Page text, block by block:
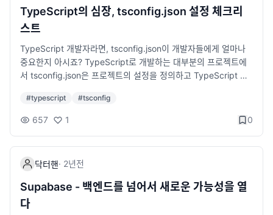
시 개발자로서 현재 이 문제를 체감하고 있습니다.예를 들어 Curs
or, Postman, Dropbox 같은 주요 개발 툴이 Electron 기반으로
만들어져 있는데, 이들 대부분이 아직 패치가 적용되지 않아 실행
속도가 평소보다 느리고 UI 반응이 버벅이는 상황입니다.이는 단
순히 불편함을 넘어, 개발 생산성에도 영향을 주는 문제입니다.특
히 Cursor처럼 코드 편집이나 AI 통합 기능이 포함된 앱은 GPU
ahoe”에서 Electron 기반 앱이 느려지는 현상은 일시적인 호환성
수 있습니다.하지만 사용자는 직접 이 문제를 해결할 수 없고, 각
앱 개발자들의 패치 릴리즈를 기다려야 하는 상황입니다.macOS
는 앱의 업데이트 여부를 수시로 확인해보시길 권장합니다.
없는 이직을 준비할 수 있습니다. 예를 들면, 현재 회사에서 어떤
점이 불만인가? 내가 원하는 회사 문화는 무엇인가? 연봉, 기술 스
택, 복지 중 가장 중요한 요소는 무엇인가? 이직 목적이 명확하지
않을 때 발생하는 문제점 지원하는 기업을 선정하는 기준이 애매
해져 불필요한 지원을 하게 됨 면접 과정에서 본인이 원하는 방향
을 명확히 전달하지 못해 평가가 낮아질 가능성이 있음 이직 후에
연봉 상승만을 목표로 했을 경우, 업무 만족도가 낮아질 위험이 있
음 2. 이력서 및 포트폴리오 정리하기 이직을 준비할 때 가장 먼저
해야 할 것은 이력서와 포트폴리오 정리입니다. 많은 개발자들이
트하는 경우가 많습니다. 평소에 간단하게라도 이력서 관리를 해
두면 좋습니다. 이력서 작성 팁 과거보다는 최근 프로젝트 경험과
성과를 중심으로 작성하기 단순한 업무 나열이 아닌, 본인의 기여
도와 결과를 설명하기 사용하는 기술 스택을 명확히 정리하기 (예:
Java, Spring Boot, AWS 등) 가독성이 좋은 형식 유지하기 (너
TypeScript의 심장, tsconfig.json 설정 체크리
스트
TypeScript 개발자라면, tsconfig.json이 개발자들에게 얼마나
중요한지 아시죠? TypeScript로 개발하는 대부분의 프로젝트에
서 tsconfig.json은 프로젝트의 설정을 정의하고 TypeScript 컴
는 2ality 블로그에서 다룬 내용을 기반으로 tsconfig.json의 주요
개념과 활용법을 살펴보겠습니다. TypeScript를 사용 중이거나
n은 TypeScript 프로젝트의 컴파일러 옵션과 파일을 정의하는 구
성 파일입니다. 이 파일을 통해 TypeScript 컴파일러인 tsc가 어
떤 파일을 컴파일할지, 어떤 규칙을 적용할지, 어떤 출력을 생성할
지를 결정할 수 있어요. 기본 구조 다음은 간단한 tsconfig.json
예제입니다. { "compilerOptions": { "target": "ES6", "modul
#typescript #tsconfig
657 1 0
닥터핸· 2년전
Supabase - 백엔드를 넘어서 새로운 가능성을 열
다